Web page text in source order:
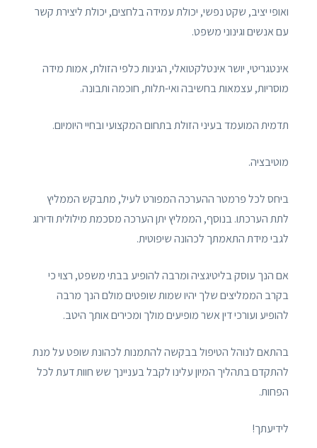
ואופי יציב, שקט נפשי, יכולת עמידה בלחצים, יכולת ליצירת קשר
עם אנשים וגינוני משפט.
אינטגריטי, יושר אינטלקטואלי, הגינות כלפי הזולת, אמות מידה
מוסריות, עצמאות בחשיבה ואי-תלות, חוכמה ותבונה.
תדמית המועמד בעיני הזולת בתחום המקצועי ובחיי היומיום.
מוטיבציה.
ביחס לכל פרמטר ההערכה המפורט לעיל, מתבקש הממליץ
לתת הערכתו. בנוסף, הממליץ יתן הערכה מסכמת מילולית ודירוג
לגבי מידת התאמתך לכהונה שיפוטית.
אם הנך עוסק בליטיגציה ומרבה להופיע בבתי משפט, רצוי כי
בקרב הממליצים שלך יהיו שמות שופטים מולם הנך מרבה
להופיע ועורכי דין אשר מופיעים מולך ומכירים אותך היטב.
בהתאם לנוהל הטיפול בבקשה להתמנות לכהונת שופט על מנת
להתקדם בתהליך המיון עלינו לקבל בעניינך שש חוות דעת לכל
הפחות.
לידיעתך!